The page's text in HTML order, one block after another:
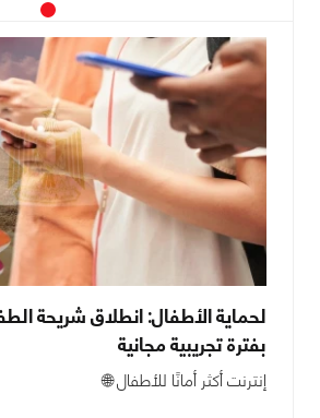
لحماية الأطفال: انطلاق شريحة
بفترة تجريبية مجانية
إنترنت أكثر أمانًا للأطفال 🌐